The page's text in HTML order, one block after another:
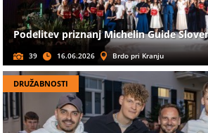
Podelitev priznanj Michelin Guide
39 16.06.2026 Brdo pri Kranju
DRUŽABNOSTI